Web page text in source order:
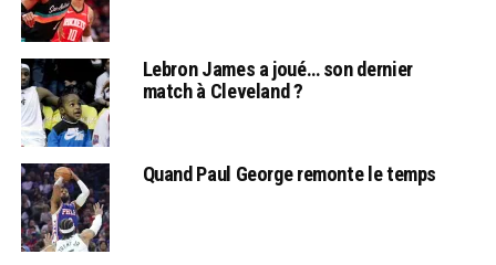
Lebron James a joué… son dernier
match à Cleveland ?
Quand Paul George remonte le temps